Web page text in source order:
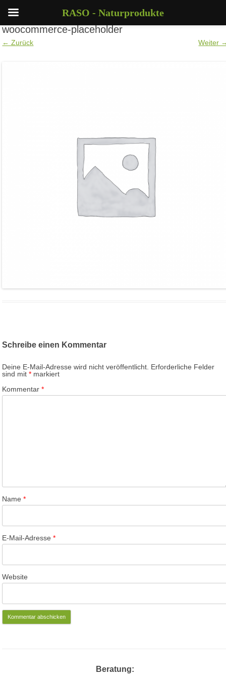
woocommerce-placeholder
← Zurück Weiter
Schreibe einen Kommentar
Deine E-Mail-Adresse wird nicht veröffentlicht. Erforderliche Felder
sind mit* markiert
Kommentar*
Name*
E-Mail-Adresse*
Website
Beratung:
RASO - Naturprodukte